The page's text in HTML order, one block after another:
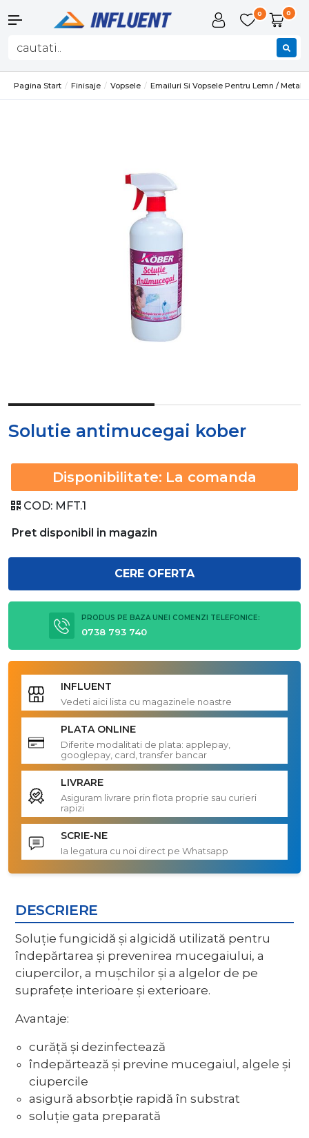
0 0
Pagina Start Finisaje Vopsele Emailuri Si Vopsele Pentru Lemn / Metal
Solutie antimucegai kober
Disponibilitate: La comanda
COD: MFT.1
Pret disponibil in magazin
CERE OFERTA
PRODUS PE BAZA UNEI COMENZI TELEFONICE:
0738 793 740
INFLUENT
Vedeti aici lista cu magazinele noastre
PLATA ONLINE
Diferite modalitati de plata: applepay,
googlepay, card, transfer bancar
LIVRARE
Asiguram livrare prin flota proprie sau curieri
rapizi
SCRIE-NE
Ia legatura cu noi direct pe Whatsapp
DESCRIERE
Soluţie fungicidă şi algicidă utilizată pentru
îndepărtarea şi prevenirea mucegaiului, a
ciupercilor, a muşchilor şi a algelor de pe
suprafeţe interioare şi exterioare.
Avantaje:
curăţă şi dezinfectează
îndepărtează şi previne mucegaiul, algele şi
ciupercile
asigură absorbţie rapidă în substrat
soluţie gata preparată